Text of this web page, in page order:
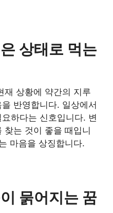
상태로 먹는
재 상황에 약간의 지루
반영합니다. 일상에서
하다는 신호입니다. 변
찾는 것이 좋을 때입니
마음을 상징합니다.
묽어지는 꿈